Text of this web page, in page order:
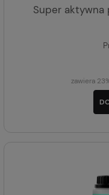
Super aktywna
zawiera